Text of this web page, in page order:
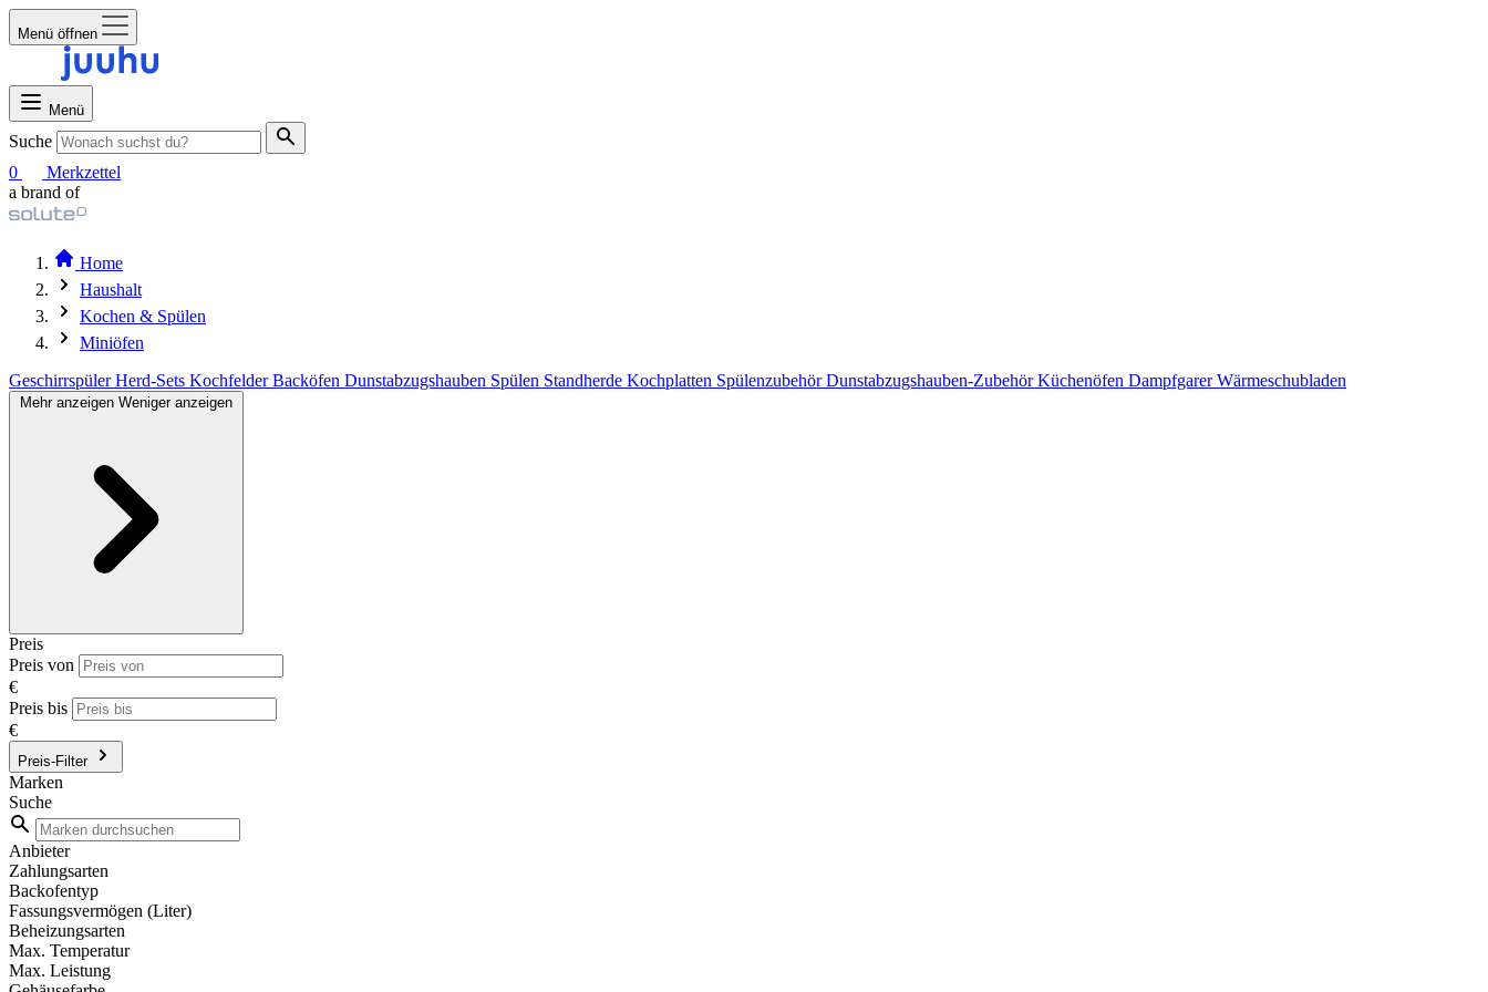
Menü öffnen
Menü
Suche
0
Merkzettel
a brand of
Home
Haushalt
Kochen & Spülen
Miniöfen
GeschirrspülerHerd-Sets KochfelderBacköfen Dunstabzugshauben Spülen Standherde Kochplatten SpülenzubehörDunstabzugshauben-ZubehörKüchenöfen DampfgarerWärmeschubladen
Mehr anzeigen Weniger anzeigen
Preis
Preis von
€
Preis bis
€
Preis-Filter
Marken
Suche
Anbieter
Zahlungsarten
Backofentyp
Fassungsvermögen (Liter)
Beheizungsarten
Max. Temperatur
Max. Leistung